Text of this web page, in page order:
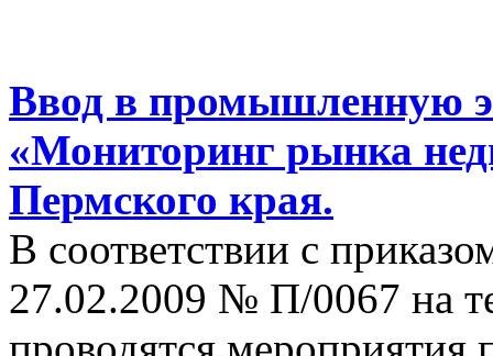
Ввод в промышленную
«Мониторинг рынка
Пермского края.
В соответствии с
27.02.2009 № П/0067 на